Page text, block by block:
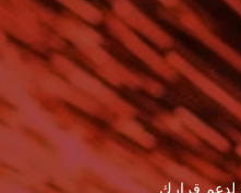
لدعم قرارك.